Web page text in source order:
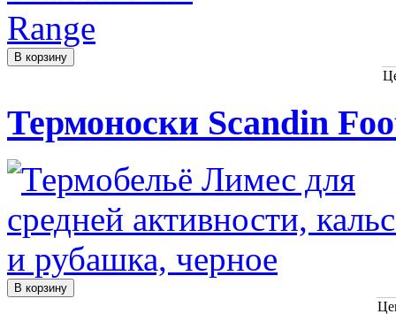
Термоноски Scandin